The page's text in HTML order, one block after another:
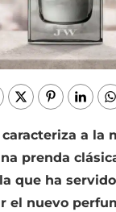
a la
prenda
que ha
el nuevo